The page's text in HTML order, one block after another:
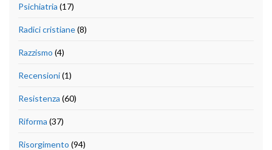
Psichiatria (17)
Radici cristiane(8)
Razzismo (4)
Recensioni(1)
Resistenza (60)
Riforma (37)
Risorgimento (94)